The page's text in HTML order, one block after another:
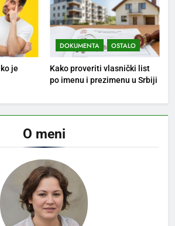
je
DOKUMENTA OSTALO
Kako proveriti vlasnički list
po imenu i prezimenu u Srbiji
O meni